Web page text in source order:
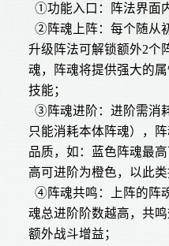
①功能入口：阵法界面
②阵魂上阵：每个随从
升级阵法可解锁额外2个
魂，阵魂将提供强大的
技能；
③阵魂进阶：进阶需消
只能消耗本体阵魂），
品质，如：蓝色阵魂最
高可进阶为橙色，以此类
④阵魂共鸣：上阵的阵
魂总进阶阶数越高，共
额外战斗增益；